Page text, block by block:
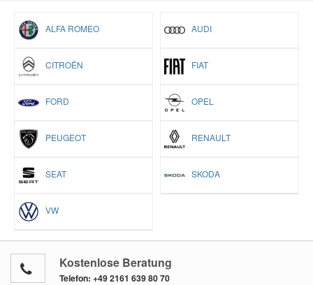
ALFA ROMEO AUDI
CITROËN FIAT
FORD OPEL
PEUGEOT RENAULT
SEAT SKODA
VW
Kostenlose Beratung
Telefon: +49 2161 639 80 70